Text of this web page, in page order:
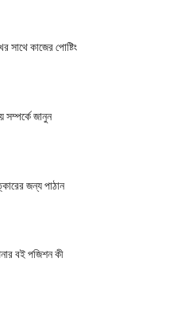
সাথে কাজের পোষ্টিং
সম্পর্কে জানুন
জন্য পাঠান
বই পজিশন কী